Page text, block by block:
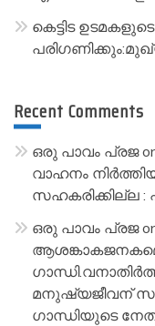
കെട്ടിട
Recent Comments
ഒരു പാവം പ്രജ
വാഹനം
സഹകരിക്കില്ല :
ഒരു പാവം പ്രജ
മനുഷ്യജീവന്
ഗാന്ധിയുടെ